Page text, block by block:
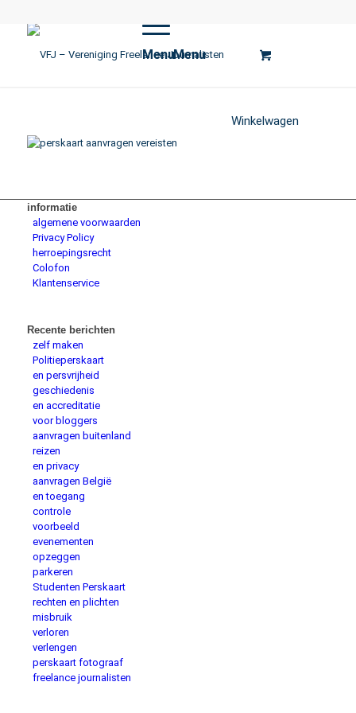
MenuMenu
Winkelwagen
informatie
algemene voorwaarden
Privacy Policy
herroepingsrecht
Colofon
Klantenservice
Recente berichten
zelf maken
Politieperskaart
en persvrijheid
geschiedenis
en accreditatie
voor bloggers
aanvragen buitenland
reizen
en privacy
aanvragen België
en toegang
controle
voorbeeld
evenementen
opzeggen
parkeren
Studenten Perskaart
rechten en plichten
misbruik
verloren
verlengen
perskaart fotograaf
freelance journalisten